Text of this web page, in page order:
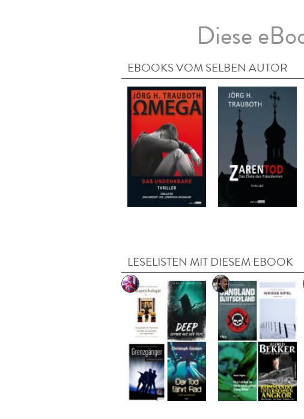
Diese
EBOOKS VOM SELBEN AUTOR
LESELISTEN MIT DIESEM EBOOK